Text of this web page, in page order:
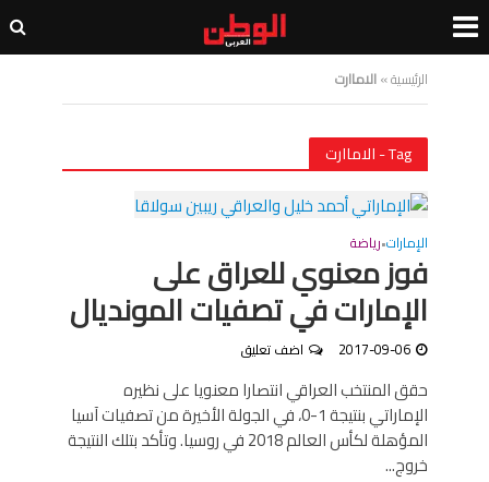
الرئيسية»الاماارت
Tag - الاماارت
الإمارات•رياضة
فوز معنوي للعراق على
الإمارات في تصفيات المونديال
2017-09-06 اضف تعليق
حقق المنتخب العراقي انتصارا معنويا على نظيره
الإماراتي بنتيجة 1-0، في الجولة الأخيرة من تصفيات آسيا
المؤهلة لكأس العالم 2018 في روسيا. وتأكد بتلك النتيجة
خروج...